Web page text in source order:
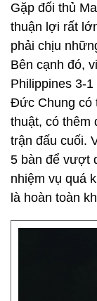
Gặp đối thủ
thuận lợi rất
phải chịu
Bên cạnh đó,
Philippines 3-
Đức Chung có
thuật, có thêm
trận đấu cuối.
5 bàn để vượt
nhiệm vụ quá
là hoàn toàn